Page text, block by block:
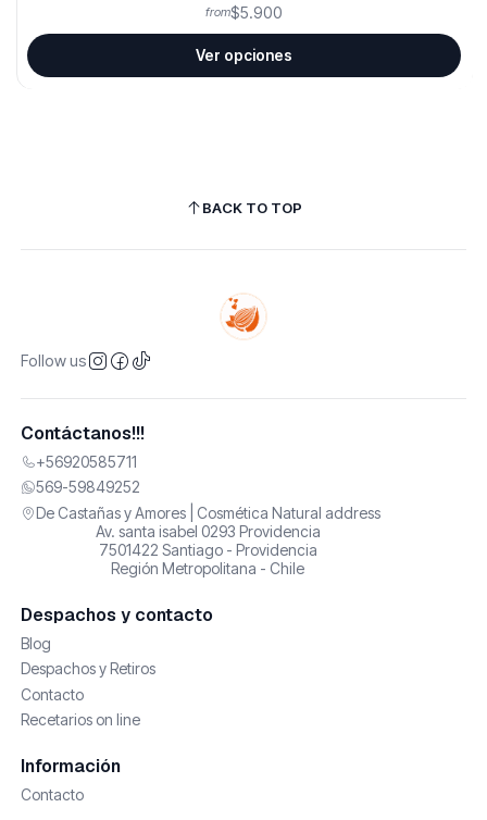
from$5.900
Ver opciones
BACK TO TOP
Follow us
Contáctanos!!!
+56920585711
569-59849252
De Castañas y Amores | Cosmética Natural address
Av. santa isabel 0293 Providencia
7501422 Santiago - Providencia
Región Metropolitana - Chile
Despachos y contacto
Blog
Despachos y Retiros
Contacto
Recetarios on line
Información
Contacto